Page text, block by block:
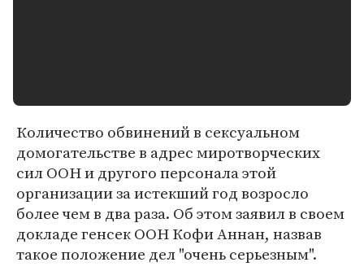
Количество обвинений в сексуальном
домогательстве в адрес миротворческих
сил ООН и другого персонала этой
организации за истекший год возросло
более чем в два раза. Об этом заявил в своем
докладе генсек ООН Кофи Аннан, назвав
такое положение дел "очень серьезным".